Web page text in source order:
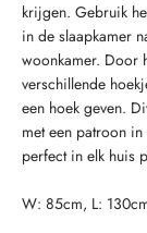
krijgen. Gebruik
in de slaapkamer
woonkamer. Door
verschillende
een hoek geven.
met een patroon
perfect in elk huis
W: 85cm, L: